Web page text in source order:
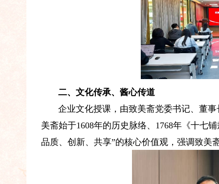
二、文化传承、酱心传道
企业文化授课，由致美斋党委书记、董
美斋始于1608年的历史脉络、1768年《十七
品质、创新、共享”的核心价值观，强调致美